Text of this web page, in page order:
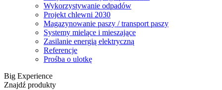
Wykorzystywanie odpadów
Projekt chlewni 2030
Magazynowanie paszy / transport paszy
Systemy mielące i mieszające
Zasilanie energią elektryczną
Referencje
Prośba o ulotkę
Big Experience
Znajdź produkty